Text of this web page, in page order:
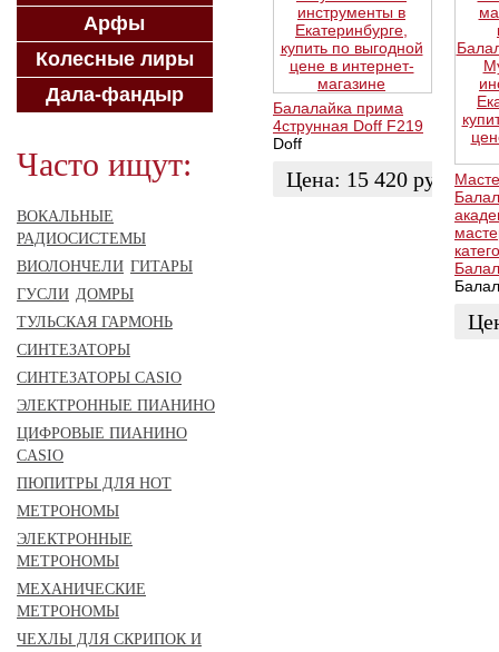
Балалайка прима
4струнная Doff F219
Doff
Цена: 15 420 руб.
Арфы
Колесные лиры
Дала-фандыр
Часто ищут:
ВОКАЛЬНЫЕ
РАДИОСИСТЕМЫ
ВИОЛОНЧЕЛИ ГИТАРЫ
ГУСЛИ ДОМРЫ
ТУЛЬСКАЯ ГАРМОНЬ
СИНТЕЗАТОРЫ
СИНТЕЗАТОРЫ CASIO
ЭЛЕКТРОННЫЕ ПИАНИНО
ЦИФРОВЫЕ ПИАНИНО
CASIO
ПЮПИТРЫ ДЛЯ НОТ
МЕТРОНОМЫ
ЭЛЕКТРОННЫЕ
МЕТРОНОМЫ
МЕХАНИЧЕСКИЕ
МЕТРОНОМЫ
ЧЕХЛЫ ДЛЯ СКРИПОК И